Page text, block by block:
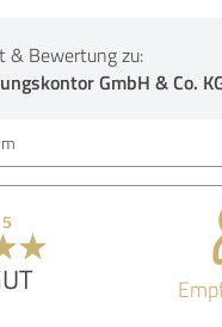
& Bewertung zu:
GmbH & Co.